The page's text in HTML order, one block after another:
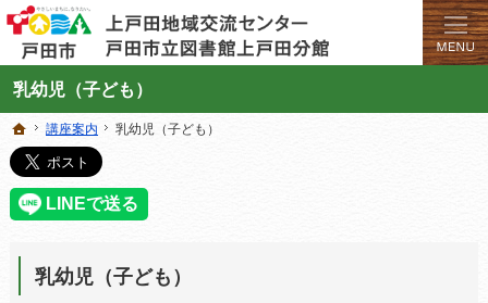
乳幼児（子ども）
学びと交流のプラットフォーム。地域の講座や施設をご案内しています。
上戸田地域交流センターや戸田市立図書館上戸田分館の総合案内サイト
ホーム
講座案内 乳幼児（子ども）
乳幼児（子ども）
ホーム
講座案内 乳幼児（子ども）